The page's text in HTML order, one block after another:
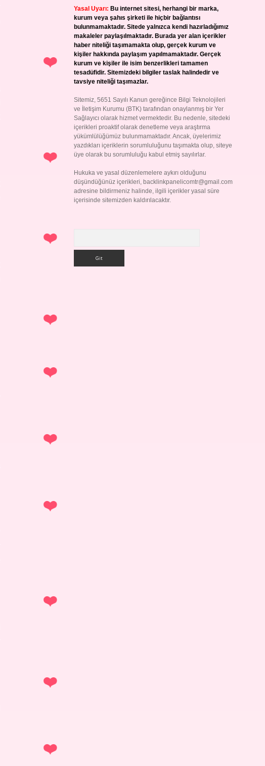
Yasal Uyarı: Bu internet sitesi, herhangi bir marka,
kurum veya şahıs şirketi ile hiçbir bağlantısı
bulunmamaktadır. Sitede yalnızca kendi hazırladığımız
makaleler paylaşılmaktadır. Burada yer alan içerikler
haber niteliği taşımamakta olup, gerçek kurum ve
kişiler hakkında paylaşım yapılmamaktadır. Gerçek
kurum ve kişiler ile isim benzerlikleri tamamen
tesadüfidir. Sitemizdeki bilgiler taslak halindedir ve
tavsiye niteliği taşımazlar.
Sitemiz, 5651 Sayılı Kanun gereğince Bilgi Teknolojileri
ve İletişim Kurumu (BTK) tarafından onaylanmış bir Yer
Sağlayıcı olarak hizmet vermektedir. Bu nedenle, sitedeki
içerikleri proaktif olarak denetleme veya araştırma
yükümlülüğümüz bulunmamaktadır. Ancak, üyelerimiz
yazdıkları içeriklerin sorumluluğunu taşımakta olup, siteye
üye olarak bu sorumluluğu kabul etmiş sayılırlar.
Hukuka ve yasal düzenlemelere aykırı olduğunu
düşündüğünüz içerikleri, backlinkpanelicomtr@gmail.com
adresine bildirmeniz halinde, ilgili içerikler yasal süre
içerisinde sitemizden kaldırılacaktır.